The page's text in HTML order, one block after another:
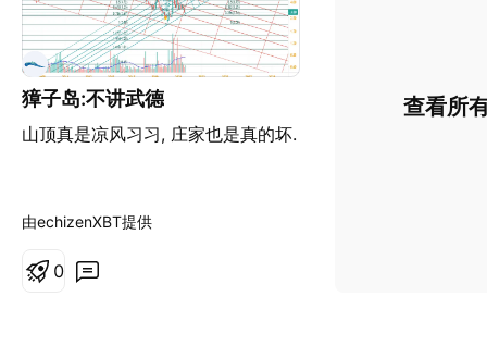
獐子岛:不讲武德
山顶真是凉风习习, 庄家也是真的坏.
由echizenXBT提供
0
查看所